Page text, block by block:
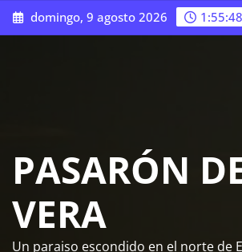
Saltar
al
domingo, 9 agosto 2026
PASARÓN
VERA
Un paraiso escondido en el norte de